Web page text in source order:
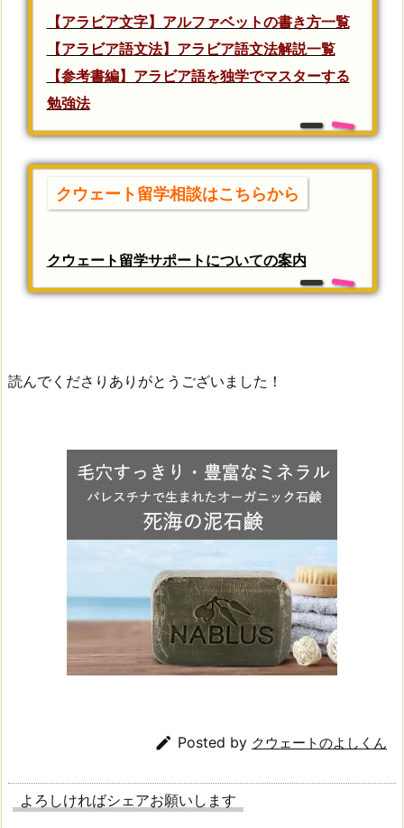
【アラビア文字】アルファベットの書き方一覧
【アラビア語文法】アラビア語文法解説一覧
【参考書編】アラビア語を独学でマスターする
勉強法
クウェート留学相談はこちらから
クウェート留学サポートについての案内
読んでくださりありがとうございました！
 Posted by クウェートのよしくん
よろしければシェアお願いします